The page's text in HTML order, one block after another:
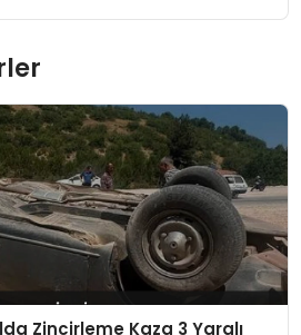
Zincirleme Kaza 3 Yaralı